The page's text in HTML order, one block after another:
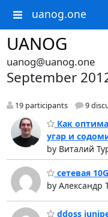
uanog.one
UANOG
uanog@uanog.one
September
19 participants 9
Как
угар и
by Виталий
сетевая
by Александр
ddoss